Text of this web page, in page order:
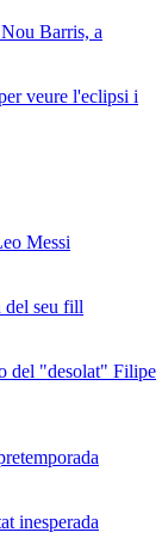
Barris, a
veure l'eclipsi i
Messi
del seu fill
del "desolat" Filipe
inesperada